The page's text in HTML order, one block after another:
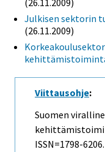
(26.11.2009)
Julkisen sektorin
(26.11.2009)
Viittausohje:
Suomen
ISSN=1798-